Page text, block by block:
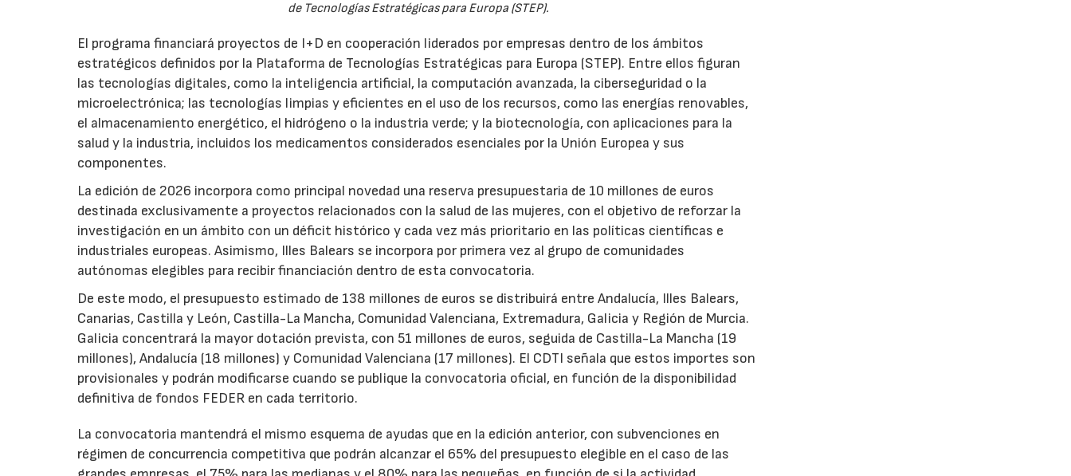
de Tecnologías Estratégicas para Europa (STEP).
El programa financiará proyectos de I+D en cooperación liderados por empresas dentro de los ámbitos
estratégicos definidos por la Plataforma de Tecnologías Estratégicas para Europa (STEP). Entre ellos figuran
las tecnologías digitales, como la inteligencia artificial, la computación avanzada, la ciberseguridad o la
microelectrónica; las tecnologías limpias y eficientes en el uso de los recursos, como las energías renovables,
el almacenamiento energético, el hidrógeno o la industria verde; y la biotecnología, con aplicaciones para la
salud y la industria, incluidos los medicamentos considerados esenciales por la Unión Europea y sus
componentes.
La edición de 2026 incorpora como principal novedad una reserva presupuestaria de 10 millones de euros
destinada exclusivamente a proyectos relacionados con la salud de las mujeres, con el objetivo de reforzar la
investigación en un ámbito con un déficit histórico y cada vez más prioritario en las políticas científicas e
industriales europeas. Asimismo, Illes Balears se incorpora por primera vez al grupo de comunidades
autónomas elegibles para recibir financiación dentro de esta convocatoria.
De este modo, el presupuesto estimado de 138 millones de euros se distribuirá entre Andalucía, Illes Balears,
Canarias, Castilla y León, Castilla-La Mancha, Comunidad Valenciana, Extremadura, Galicia y Región de Murcia.
Galicia concentrará la mayor dotación prevista, con 51 millones de euros, seguida de Castilla-La Mancha (19
millones), Andalucía (18 millones) y Comunidad Valenciana (17 millones). El CDTI señala que estos importes son
provisionales y podrán modificarse cuando se publique la convocatoria oficial, en función de la disponibilidad
definitiva de fondos FEDER en cada territorio.
La convocatoria mantendrá el mismo esquema de ayudas que en la edición anterior, con subvenciones en
régimen de concurrencia competitiva que podrán alcanzar el 65% del presupuesto elegible en el caso de las